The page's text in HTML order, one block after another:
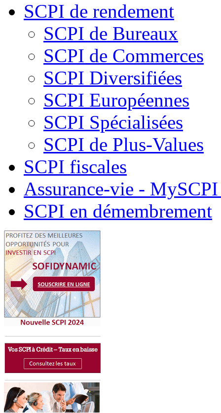
SCPI de rendement
SCPI de Bureaux
SCPI de Commerces
SCPI Diversifiées
SCPI Européennes
SCPI Spécialisées
SCPI de Plus-Values
SCPI fiscales
Assurance-vie -
SCPI en démembrement